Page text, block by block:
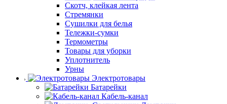
Скотч, клейкая лента
Стремянки
Сушилки для белья
Тележки-сумки
Термометры
Товары для уборки
Уплотнитель
Урны
Электротовары
Батарейки
Кабель-канал